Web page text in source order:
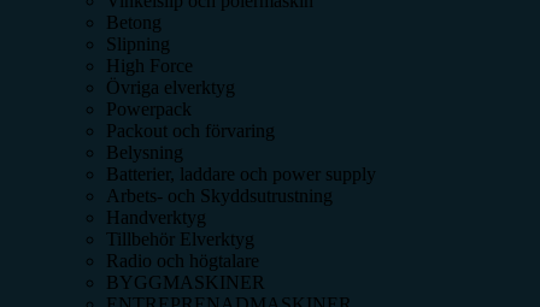
Betong
Slipning
High Force
Övriga elverktyg
Powerpack
Packout och förvaring
Belysning
Batterier, laddare och power supply
Arbets- och Skyddsutrustning
Handverktyg
Tillbehör Elverktyg
Radio och högtalare
BYGGMASKINER